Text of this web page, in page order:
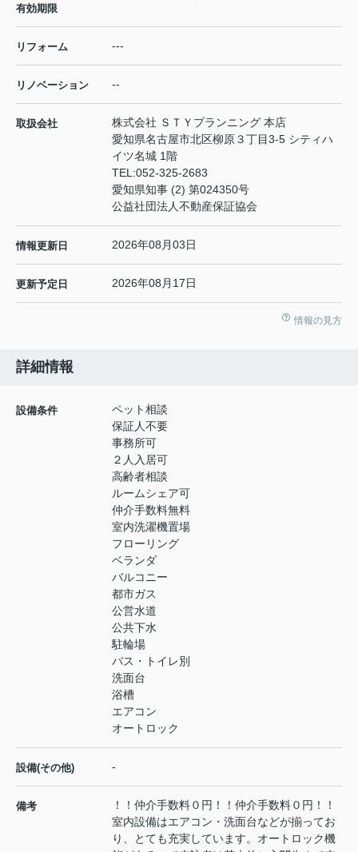
有効期限
リフォーム ---
リノベーション --
取扱会社
株式会社 ＳＴＹプランニング 本店
愛知県名古屋市北区柳原３丁目3-5 シティハ
イツ名城 1階
TEL:052-325-2683
愛知県知事 (2) 第024350号
公益社団法人不動産保証協会
情報更新日 2026年08月03日
更新予定日 2026年08月17日
情報の見方
詳細情報
設備条件
ペット相談
保証人不要
事務所可
２人入居可
高齢者相談
ルームシェア可
仲介手数料無料
室内洗濯機置場
フローリング
ベランダ
バルコニー
都市ガス
公営水道
公共下水
駐輪場
バス・トイレ別
洗面台
浴槽
エアコン
オートロック
設備(その他) -
備考
！！仲介手数料０円！！仲介手数料０円！！
室内設備はエアコン・洗面台などが揃ってお
り、とても充実しています。オートロック機